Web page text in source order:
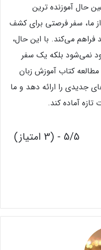
حال آموزنده‌ ترین
ما، سفر فرصتی برای کشف
می‌کند. با این حال،
نمی‌شود بلکه یک سفر
کتاب آموزش زبان
جدیدی را ارائه دهد و ما
آماده کند.
5/5 - (3 امتیاز)